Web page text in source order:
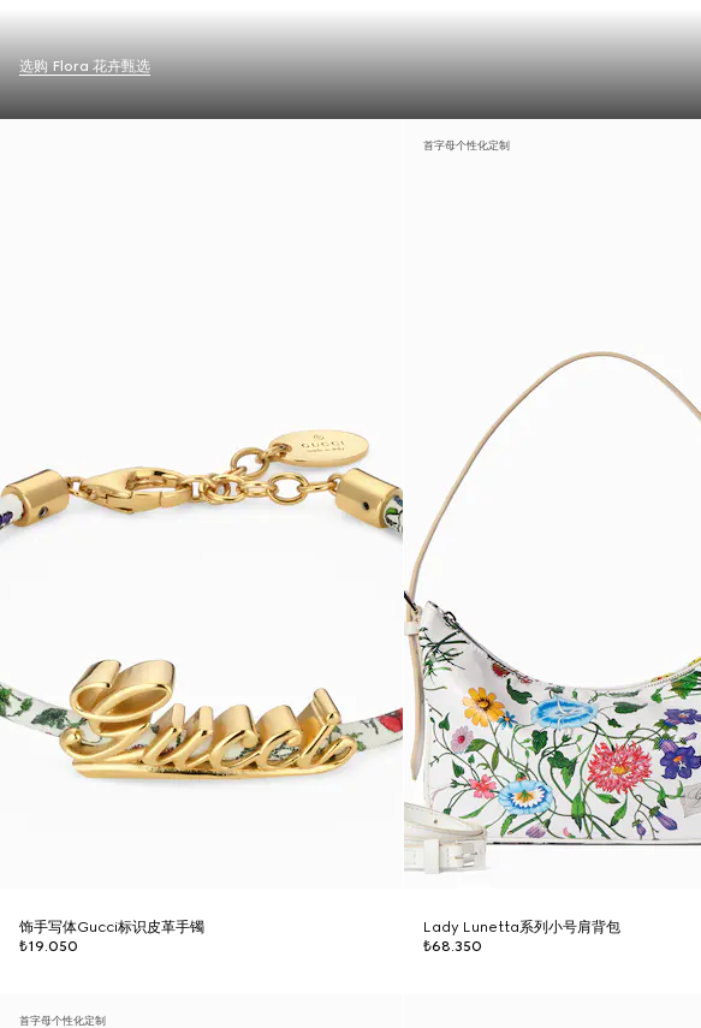
选购 Flora 花卉甄选
饰手写体Gucci标识皮革手镯
₺19.050
首字母个性化定制
Lady Lunetta系列小号肩背包
₺68.350
首字母个性化定制